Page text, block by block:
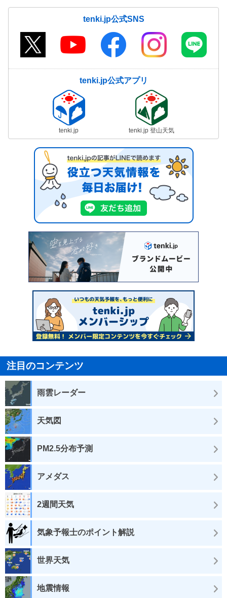
tenki.jp公式SNS
tenki.jp公式アプリ
tenki.jp tenki.jp 登山天気
注目のコンテンツ
雨雲レーダー
天気図
PM2.5分布予測
アメダス
2週間天気
気象予報士のポイント解説
世界天気
地震情報